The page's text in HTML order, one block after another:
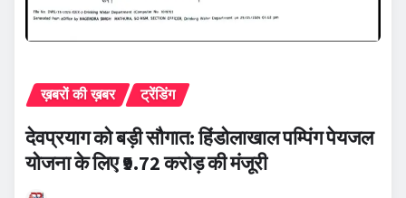
ख़बरों की ख़बर ट्रेंडिंग
देवप्रयाग को बड़ी सौगात: हिंडोलाखाल पम्पिंग पेयजल
योजना के लिए ₹9.72 करोड़ की मंजूरी